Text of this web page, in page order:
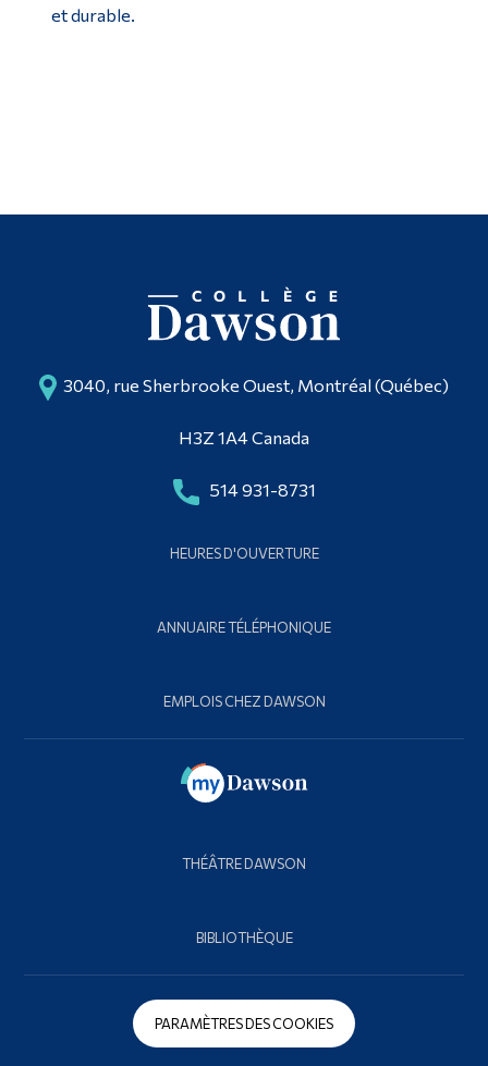
et durable.
3040, rue Sherbrooke Ouest, Montréal (Québec)
H3Z 1A4 Canada
514 931-8731
HEURES D'OUVERTURE
ANNUAIRE TÉLÉPHONIQUE
EMPLOIS CHEZ DAWSON
THÉÂTRE DAWSON
BIBLIOTHÈQUE
PARAMÈTRES DES COOKIES